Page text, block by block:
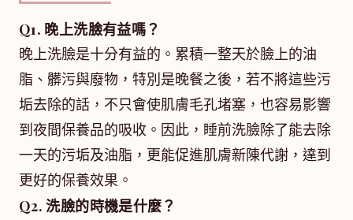
Q1. 晚上洗臉有益嗎？
晚上洗臉是十分有益的。累積一整天於臉上的油
脂、髒污與廢物，特別是晚餐之後，若不將這些污
垢去除的話，不只會使肌膚毛孔堵塞，也容易影響
到夜間保養品的吸收。因此，睡前洗臉除了能去除
一天的污垢及油脂，更能促進肌膚新陳代謝，達到
更好的保養效果。
Q2. 洗臉的時機是什麼？